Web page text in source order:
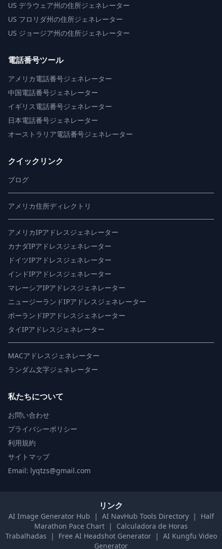
US デラウェア州の住所ジェネレーター
US フロリダ州の住所ジェネレーター
US ジョージア州の住所ジェネレーター
電話番号ツール
アメリカ電話番号ジェネレーター
中国電話番号ジェネレーター
イギリス電話番号ジェネレーター
日本電話番号ジェネレーター
オーストラリア電話番号ジェネレーター
クイックリンク
ブログ
アメリカ住所ディレクトリ
アメリカIPアドレスジェネレーター
カナダIPアドレスジェネレーター
ドイツIPアドレスジェネレーター
インドIPアドレスジェネレーター
マレーシアIPアドレスジェネレーター
ニュージーランドIPアドレスジェネレーター
ポーランドIPアドレスジェネレーター
タイIPアドレスジェネレーター
MACアドレスジェネレーター
ランダム文字ジェネレーター
私たちについて
お問い合わせ
プライバシーポリシー
利用規約
サイトマップ
Email: lyqtzs@gmail.com
リンク
AI Image Generator Hub | AI NavHub Tools Directory |
Half
Marathon Pace Chart |
Calculadora de Horas
Trabalhadas
| Free AI Headshot Generator | AI Kungfu Video
Generator